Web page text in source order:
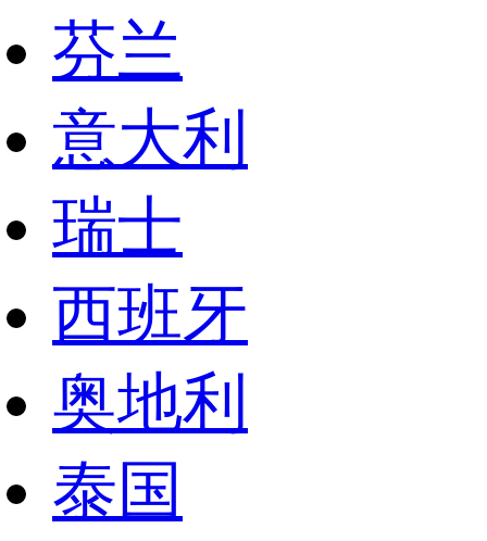
芬兰
意大利
瑞士
西班牙
奥地利
泰国